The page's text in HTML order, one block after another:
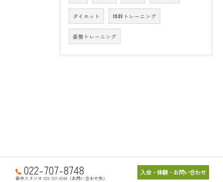
ダイエット 体幹トレーニング
姿勢トレーニング
022-707-8748
田中スタジオ 022-707-8748（お問い合わせ先）
入会・体験・お問い合わせ